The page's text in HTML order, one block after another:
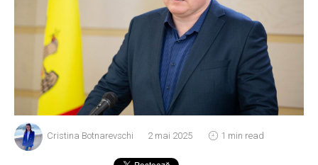
Cristina Botnarevschi 2 mai 2025 1 min read